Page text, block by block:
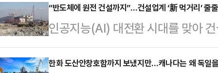
근 3~7개 소방서와 장비 31~50대
은 불을 모두 끄는 대로 정확한 화
육박하는 영업이익을 냈다. 현재 발
교하면 엔비디아를 웃도는 수준이
준 잠정실적이 매출 171조원, 영업
시했다. 전년 동기 대비 매출은
“반도체에 원전 건설까지”…건설업계 ‘新 먹거리’ 줄
인공지능(AI) 대전환 시대를 맞아
먹거리 찾기에 나서고 있다.반도체
데다, 데이터센터와 반도체 클러스
한화 도산안창호함까지 보냈지만…캐나다는 왜 독일